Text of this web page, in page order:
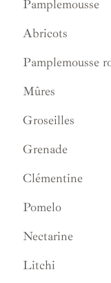
Pamplemousse
Abricots
Pamplemousse
Mûres
Groseilles
Grenade
Clémentine
Pomelo
Nectarine
Litchi